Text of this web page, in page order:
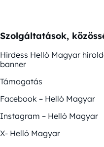
Szolgáltatások,
Hirdess Helló Magyar
banner
Támogatás
Facebook – Helló Magyar
Instagram – Helló Magyar
X- Helló Magyar